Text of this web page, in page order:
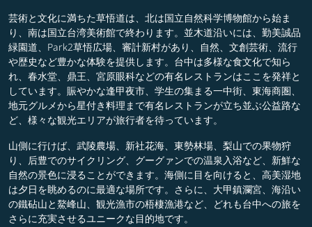
芸術と文化に満ちた草悟道は、北は国立自然科学博物館から始ま
り、南は国立台湾美術館で終わります。並木道沿いには、勤美誠品
緑園道、Park2草悟広場、審計新村があり、自然、文創芸術、流行
や歴史など豊かな体験を提供します。台中は多様な食文化で知ら
れ、春水堂、鼎王、宮原眼科などの有名レストランはここを発祥と
しています。賑やかな逢甲夜市、学生の集まる一中街、東海商圏、
地元グルメから星付き料理まで有名レストランが立ち並ぶ公益路な
ど、様々な観光エリアが旅行者を待っています。
山側に行けば、武陵農場、新社花海、東勢林場、梨山での果物狩
り、后豊でのサイクリング、グーグァンでの温泉入浴など、新鮮な
自然の景色に浸ることができます。海側に目を向けると、高美湿地
は夕日を眺めるのに最適な場所です。さらに、大甲鎮瀾宮、海沿い
の鐵砧山と鰲峰山、観光漁市の梧棲漁港など、どれも台中への旅を
さらに充実させるユニークな目的地です。